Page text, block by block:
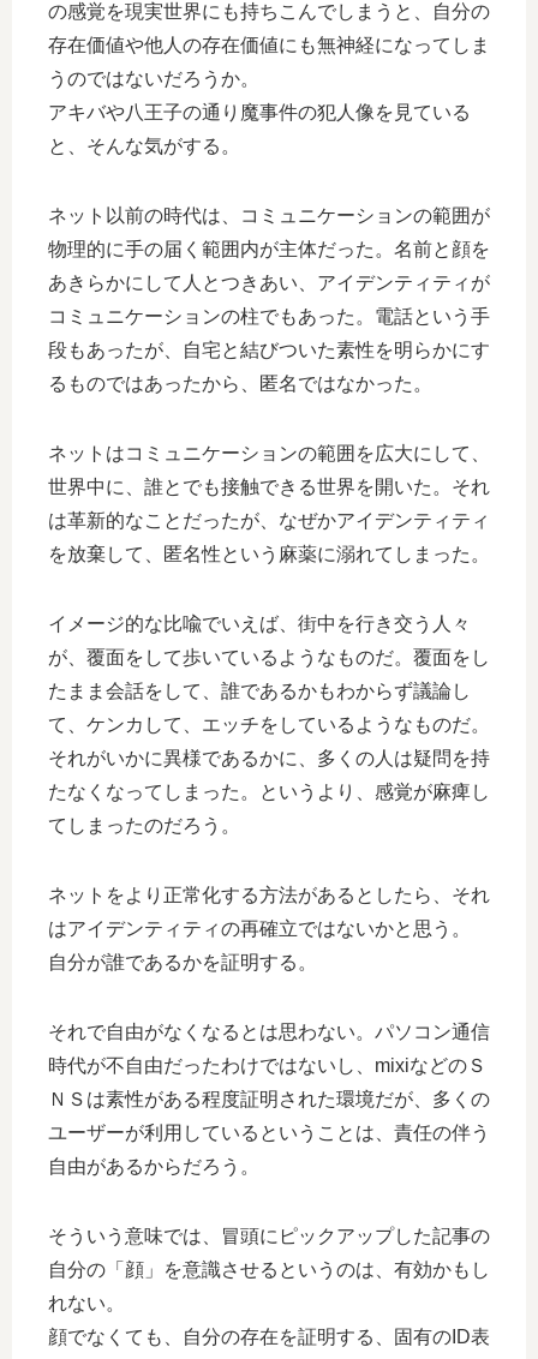
の感覚を現実世界にも持ちこんでしまうと、自分の
存在価値や他人の存在価値にも無神経になってしま
うのではないだろうか。
アキバや八王子の通り魔事件の犯人像を見ている
と、そんな気がする。
ネット以前の時代は、コミュニケーションの範囲が
物理的に手の届く範囲内が主体だった。名前と顔を
あきらかにして人とつきあい、アイデンティティが
コミュニケーションの柱でもあった。電話という手
段もあったが、自宅と結びついた素性を明らかにす
るものではあったから、匿名ではなかった。
ネットはコミュニケーションの範囲を広大にして、
世界中に、誰とでも接触できる世界を開いた。それ
は革新的なことだったが、なぜかアイデンティティ
を放棄して、匿名性という麻薬に溺れてしまった。
イメージ的な比喩でいえば、街中を行き交う人々
が、覆面をして歩いているようなものだ。覆面をし
たまま会話をして、誰であるかもわからず議論し
て、ケンカして、エッチをしているようなものだ。
それがいかに異様であるかに、多くの人は疑問を持
たなくなってしまった。というより、感覚が麻痺し
てしまったのだろう。
ネットをより正常化する方法があるとしたら、それ
はアイデンティティの再確立ではないかと思う。
自分が誰であるかを証明する。
それで自由がなくなるとは思わない。パソコン通信
時代が不自由だったわけではないし、mixiなどのＳ
ＮＳは素性がある程度証明された環境だが、多くの
ユーザーが利用しているということは、責任の伴う
自由があるからだろう。
そういう意味では、冒頭にピックアップした記事の
自分の「顔」を意識させるというのは、有効かもし
れない。
顔でなくても、自分の存在を証明する、固有のID表